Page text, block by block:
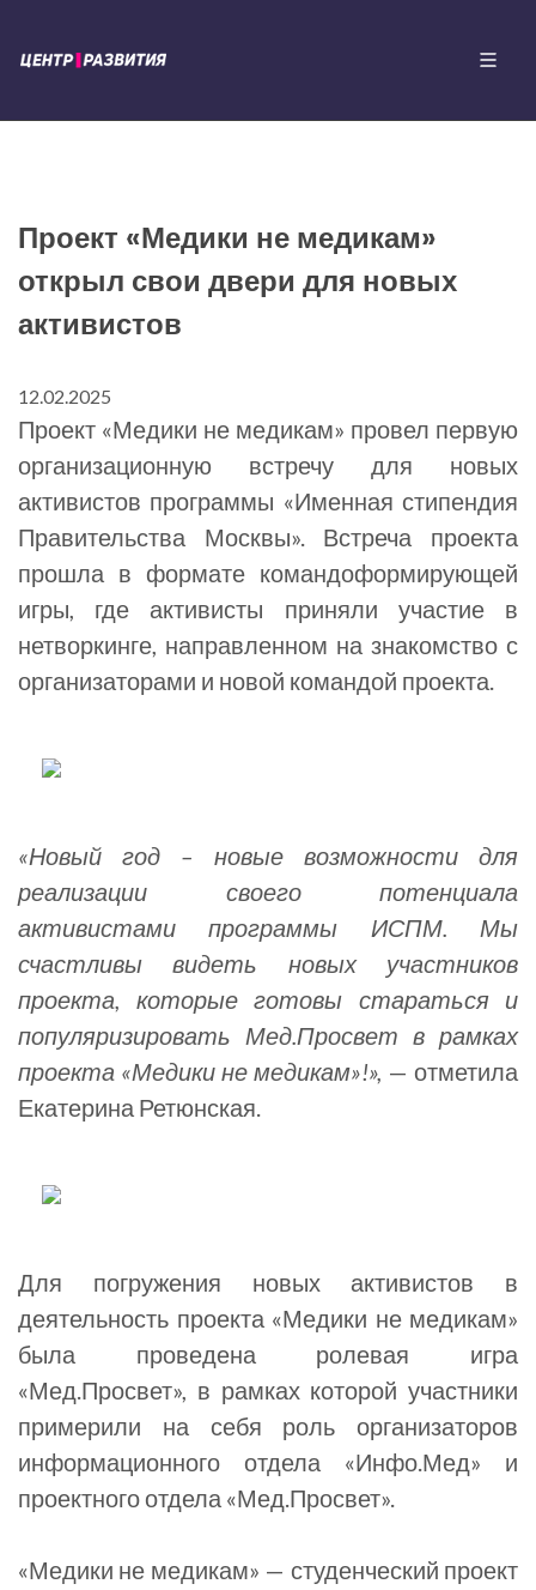
Проект «Медики не медикам»
открыл свои двери для новых
активистов
12.02.2025
Проект «Медики не медикам» провел первую
организационную встречу для новых
активистов программы «Именная стипендия
Правительства Москвы». Встреча проекта
прошла в формате командоформирующей
игры, где активисты приняли участие в
нетворкинге, направленном на знакомство с
организаторами и новой командой проекта.
«Новый год – новые возможности для
реализации своего потенциала
активистами программы ИСПМ. Мы
счастливы видеть новых участников
проекта, которые готовы стараться и
популяризировать Мед.Просвет в рамках
проекта «Медики не медикам»!», — отметила
Екатерина Ретюнская.
Для погружения новых активистов в
деятельность проекта «Медики не медикам»
была проведена ролевая игра
«Мед.Просвет», в рамках которой участники
примерили на себя роль организаторов
информационного отдела «Инфо.Мед» и
проектного отдела «Мед.Просвет».
«Медики не медикам» — студенческий проект